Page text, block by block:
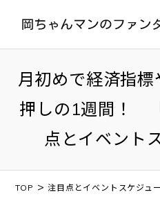
月初めで経済指
押しの1週間！
点とイベント
TOP >注目点とイベントスケジュ